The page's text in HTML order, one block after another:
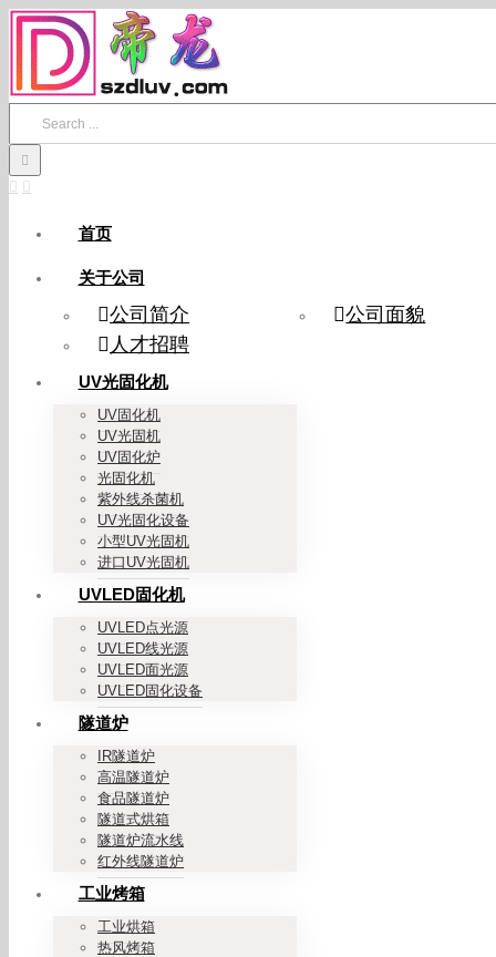
Skip
content
首页
关于公司
公司简介
公司面貌
人才招聘
UV光固化机
UV固化机
UV光固机
UV固化炉
光固化机
紫外线杀菌机
UV光固化设备
小型UV光固机
进口UV光固机
UVLED固化机
UVLED点光源
UVLED线光源
UVLED面光源
UVLED固化设备
隧道炉
IR隧道炉
高温隧道炉
食品隧道炉
隧道式烘箱
隧道炉流水线
红外线隧道炉
工业烤箱
工业烘箱
热风烤箱